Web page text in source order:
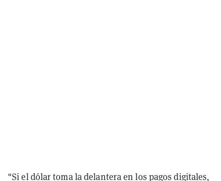
"Si el dólar toma la delantera en los pagos digitales,